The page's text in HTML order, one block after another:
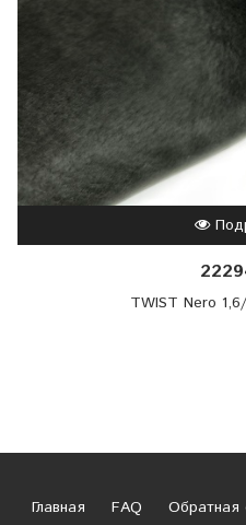
TWIST Nero
Главная FAQ Обратная